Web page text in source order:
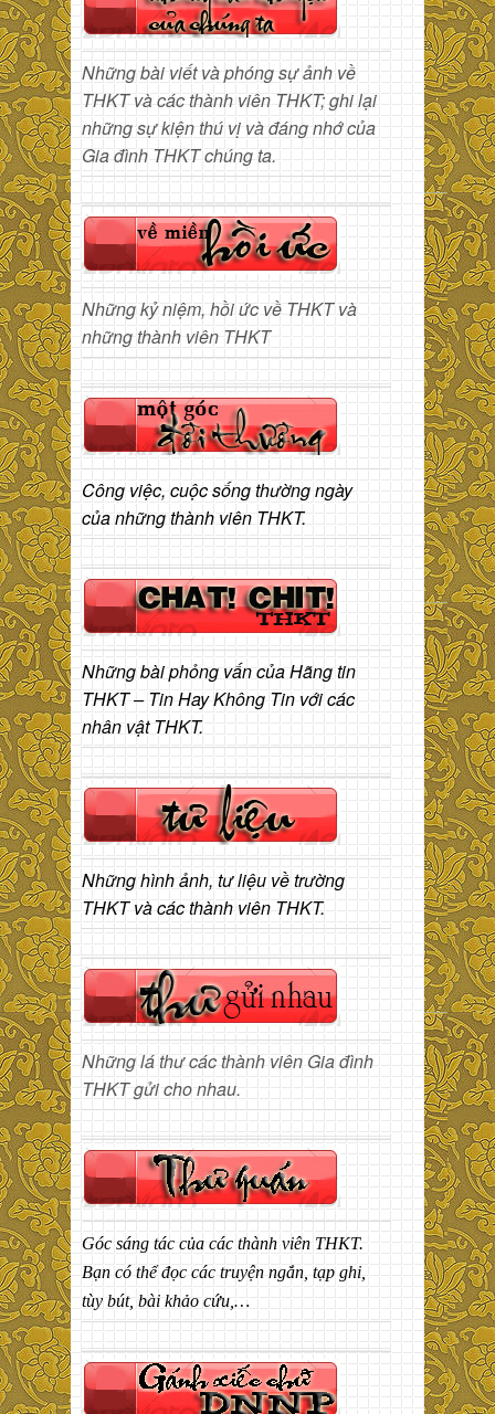
Những bài viết và phóng sự ảnh về
THKT và các thành viên THKT; ghi lại
những sự kiện thú vị và đáng nhớ của
Gia đình THKT chúng ta.
Những kỷ niệm, hồi ức về THKT và
những thành viên THKT
Công việc, cuộc sống thường ngày
của những thành viên THKT.
Những bài phỏng vấn của Hãng tin
THKT – Tin Hay Không Tin với các
nhân vật THKT.
Những hình ảnh, tư liệu về trường
THKT và các thành viên THKT.
Những lá thư các thành viên Gia đình
THKT gửi cho nhau.
Góc sáng tác của các thành viên THKT.
Bạn có thể đọc các truyện ngắn, tạp ghi,
tùy bút, bài khảo cứu,…